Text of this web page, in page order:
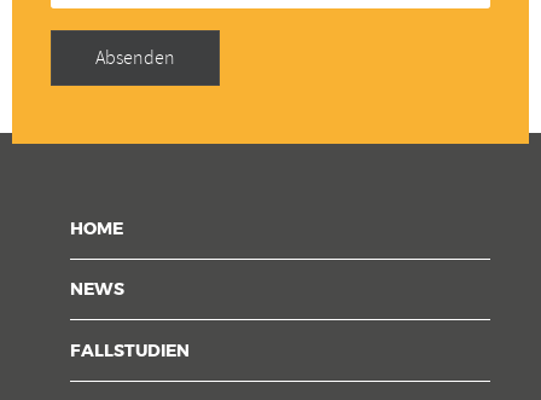
Adresse
Absenden
HOME
NEWS
FALLSTUDIEN